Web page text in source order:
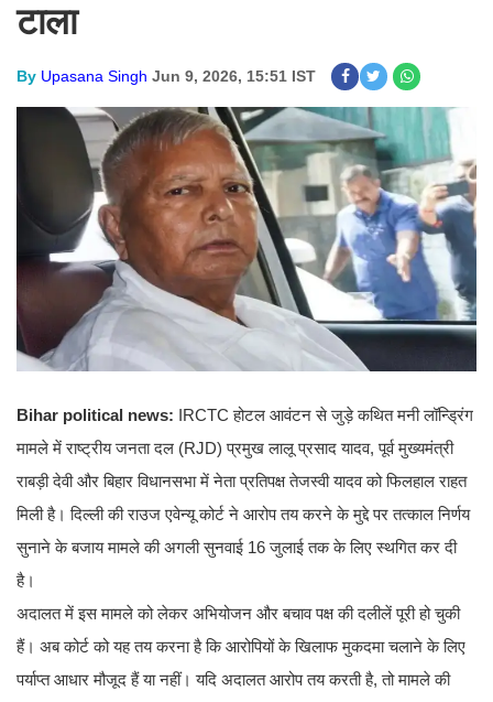
टाला
By Upasana Singh Jun 9, 2026, 15:51 IST
Bihar political news:
IRCTC होटल आवंटन से जुड़े कथित मनी लॉन्ड्रिंग
मामले में राष्ट्रीय जनता दल (RJD) प्रमुख लालू प्रसाद यादव, पूर्व मुख्यमंत्री
राबड़ी देवी और बिहार विधानसभा में नेता प्रतिपक्ष तेजस्वी यादव को फिलहाल राहत
मिली है। दिल्ली की राउज एवेन्यू कोर्ट ने आरोप तय करने के मुद्दे पर तत्काल निर्णय
सुनाने के बजाय मामले की अगली सुनवाई 16 जुलाई तक के लिए स्थगित कर दी
है।
अदालत में इस मामले को लेकर अभियोजन और बचाव पक्ष की दलीलें पूरी हो चुकी
हैं। अब कोर्ट को यह तय करना है कि आरोपियों के खिलाफ मुकदमा चलाने के लिए
पर्याप्त आधार मौजूद हैं या नहीं। यदि अदालत आरोप तय करती है, तो मामले की